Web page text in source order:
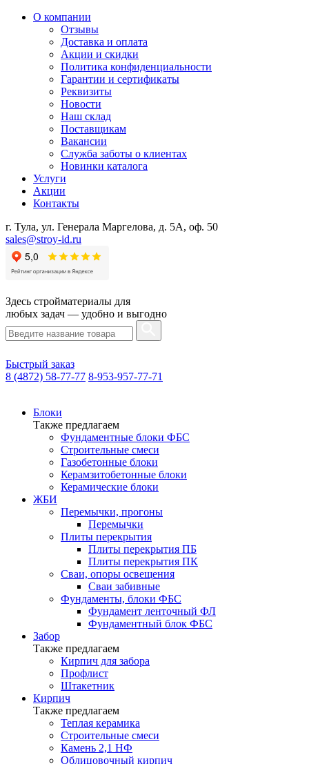
О компании
Отзывы
Доставка и оплата
Акции и скидки
Политика конфиденциальности
Гарантии и сертификаты
Реквизиты
Новости
Наш склад
Поставщикам
Вакансии
Служба заботы о клиентах
Новинки каталога
Услуги
Акции
Контакты
г. Тула, ул. Генерала Маргелова, д. 5А, оф. 50
sales@stroy-id.ru
Здесь стройматериалы для
любых задач — удобно и выгодно
Быстрый заказ
8 (4872) 58-77-77 8-953-957-77-71
Блоки
Также предлагаем
Фундаментные блоки ФБС
Строительные смеси
Газобетонные блоки
Керамзитобетонные блоки
Керамические блоки
ЖБИ
Перемычки, прогоны
Перемычки
Плиты перекрытия
Плиты перекрытия ПБ
Плиты перекрытия ПК
Сваи, опоры освещения
Сваи забивные
Фундаменты, блоки ФБС
Фундамент ленточный ФЛ
Фундаментный блок ФБС
Забор
Также предлагаем
Кирпич для забора
Профлист
Штакетник
Кирпич
Также предлагаем
Теплая керамика
Строительные смеси
Камень 2,1 НФ
Облицовочный кирпич